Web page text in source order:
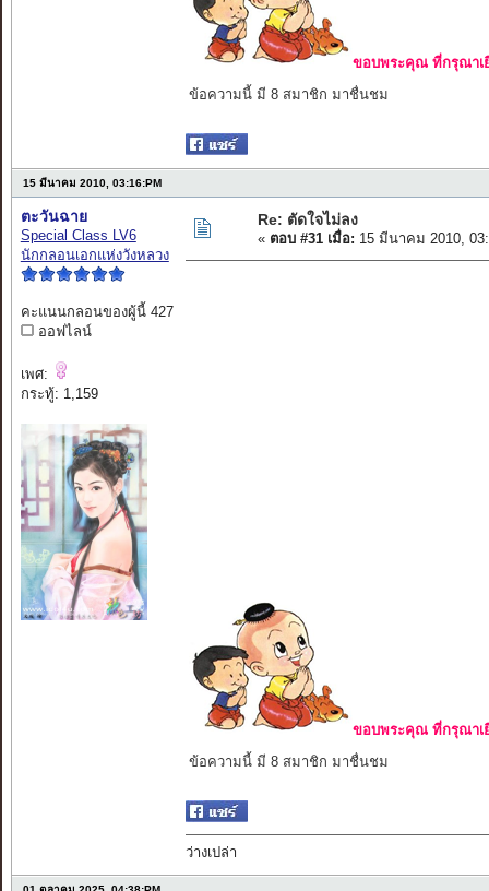
ขอบพระคุณ ที่กรุณาเ
ข้อความนี้ มี 8 สมาชิก มาชื่นชม
15 มีนาคม 2010, 03:16:PM
ตะวันฉาย
Special Class LV6
นักกลอนเอกแห่งวังหลวง
คะแนนกลอนของผู้นี้ 427
ออฟไลน์
เพศ:
กระทู้: 1,159
Re: ตัดใจไม่ลง
« ตอบ #31 เมื่อ: 15 มีนาคม 2010,
ขอบพระคุณ ที่กรุณาเ
ข้อความนี้ มี 8 สมาชิก มาชื่นชม
ว่างเปล่า